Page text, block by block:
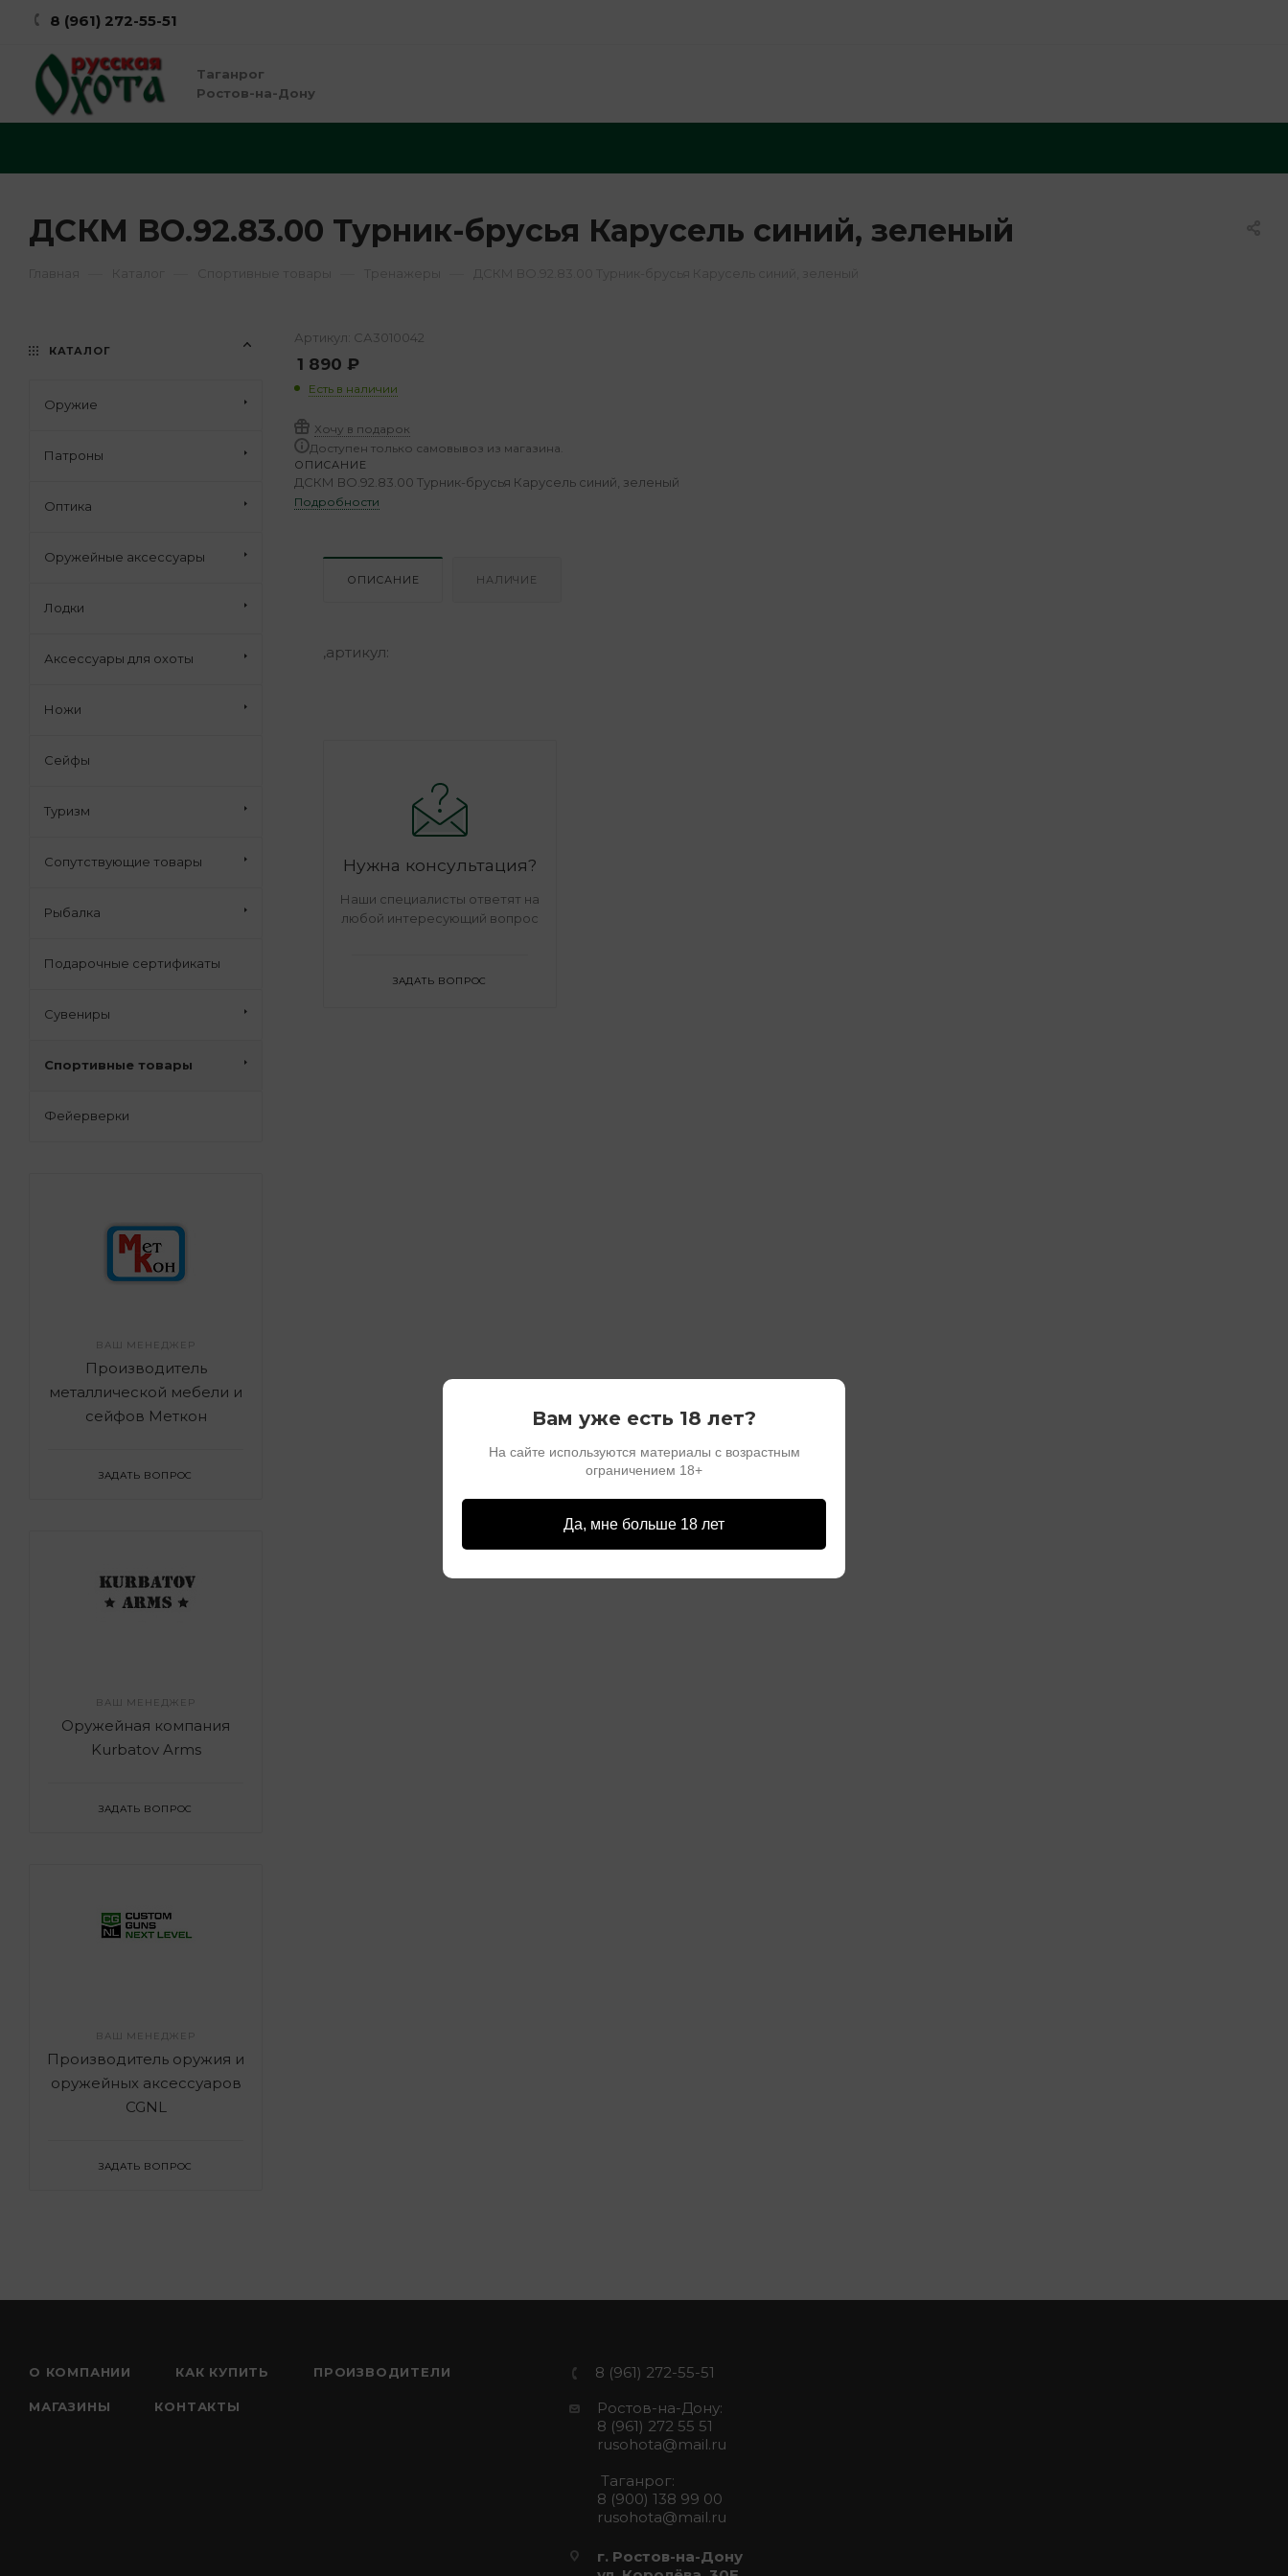
8 (961) 272-55-51
Таганрог
Ростов-на-Дону
ДСКМ ВО.92.83.00 Турник-брусья Карусель синий, зеленый
Артикул: СА3010042
1 890 ₽
Есть в наличии
Хочу в подарок
Доступен только самовывоз из магазина.
ОПИСАНИЕ
ДСКМ ВО.92.83.00 Турник-брусья Карусель синий, зеленый
Подробности
ОПИСАНИЕ НАЛИЧИЕ
,артикул:
Нужна консультация?
Наши специалисты ответят на
любой интересующий вопрос
ЗАДАТЬ ВОПРОС
КАТАЛОГ
Оружие
Патроны
Оптика
Оружейные аксессуары
Лодки
Аксессуары для охоты
Ножи
Сейфы
Туризм
Сопутствующие товары
Рыбалка
Подарочные сертификаты
Сувениры
Спортивные товары
Фейерверки
ВАШ МЕНЕДЖЕР
Производитель
металлической мебели и
сейфов Меткон
ЗАДАТЬ ВОПРОС
ВАШ МЕНЕДЖЕР
Оружейная компания
Kurbatov Arms
ЗАДАТЬ ВОПРОС
ВАШ МЕНЕДЖЕР
Производитель оружия и
оружейных аксессуаров
CGNL
ЗАДАТЬ ВОПРОС
О КОМПАНИИ КАК КУПИТЬ ПРОИЗВОДИТЕЛИ
МАГАЗИНЫ КОНТАКТЫ
8 (961) 272-55-51
Ростов-на-Дону:
8 (961) 272 55 51
rusohota@mail.ru
Таганрог:
8 (900) 138 99 00
rusohota@mail.ru
г. Ростов-на-Дону
Вам уже есть 18 лет?
На сайте используются материалы с возрастным
ограничением 18+
Да, мне больше 18 лет